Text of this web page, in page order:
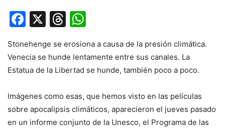
Facebook
X Threads
Stonehenge se erosiona a causa de la presión climática.
Venecia se hunde lentamente entre sus canales. La
Estatua de la Libertad se hunde, también poco a poco.
Imágenes como esas, que hemos visto en las películas
sobre apocalipsis climáticos, aparecieron el jueves pasado
en un informe conjunto de la Unesco, el Programa de las